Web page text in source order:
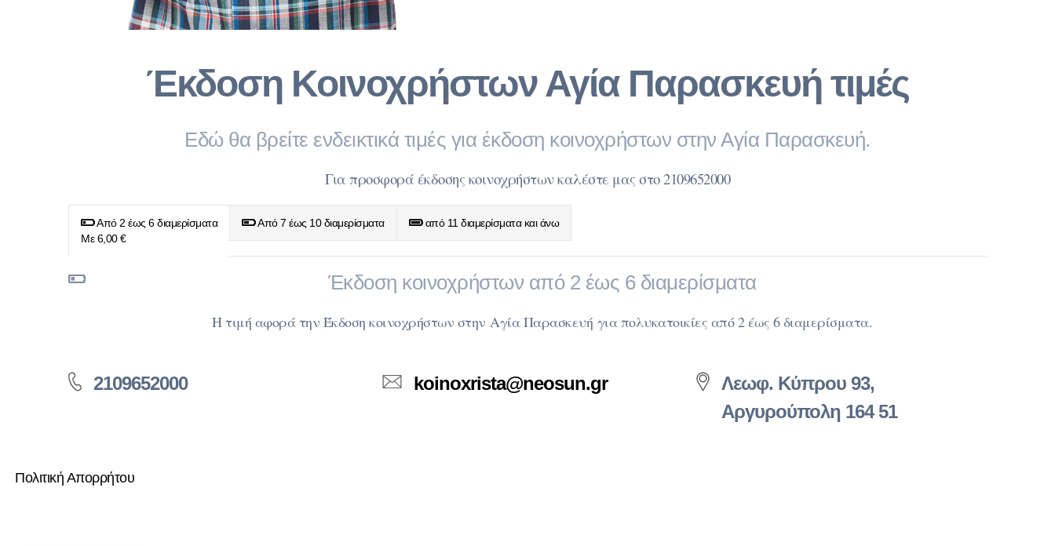
Έκδοση Κοινοχρήστων Αγία Παρασκευή τιμές
Εδώ θα βρείτε ενδεικτικά τιμές για έκδοση κοινοχρήστων στην Αγία Παρασκευή.
Για προσφορά έκδοσης κοινοχρήστων καλέστε μας στο 2109652000
Από 2 έως 6 διαμερίσματα
Με 6,00 €
Από 7 έως 10 διαμερίσματα από 11 διαμερίσματα και άνω
Έκδοση κοινοχρήστων από 2 έως 6 διαμερίσματα
Η τιμή αφορά την Έκδοση κοινοχρήστων στην Αγία Παρασκευή για πολυκατοικίες από 2 έως 6 διαμερίσματα.
2109652000 koinoxrista@neosun.gr
Λεωφ. Κύπρου 93,
Αργυρούπολη 164 51
Πολιτική Απορρήτου